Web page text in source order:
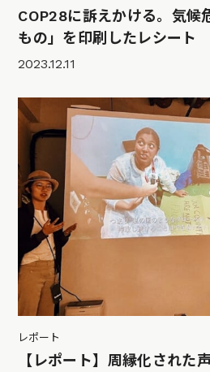
COP28に訴えかける。気候
もの」を印刷したレシート
2023.12.11
レポート
【レポート】周縁化された